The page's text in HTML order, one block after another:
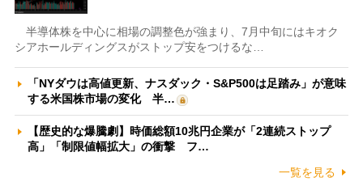
半導体株を中心に相場の調整色が強まり、7月中旬にはキオク
シアホールディングスがストップ安をつけるな…
「NYダウは高値更新、ナスダック・S&P500は足踏み」が意味
する米国株市場の変化 半…
【歴史的な爆騰劇】時価総額10兆円企業が「2連続ストップ
高」「制限値幅拡大」の衝撃 フ…
一覧を見る